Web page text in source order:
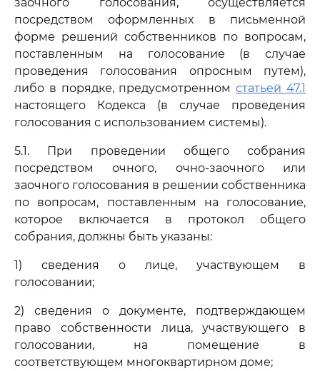
посредством оформленных в письменной
форме решений собственников по вопросам,
поставленным на голосование (в случае
проведения голосования опросным путем),
либо в порядке, предусмотренномстатьей 47.1
настоящего Кодекса (в случае проведения
голосования с использованием системы).
5.1. При проведении общего собрания
посредством очного, очно-заочного или
заочного голосования в решении собственника
по вопросам, поставленным на голосование,
которое включается в протокол общего
собрания, должны быть указаны:
1) сведения о лице, участвующем в
голосовании;
2) сведения о документе, подтверждающем
право собственности лица, участвующего в
голосовании, на помещение в
соответствующем многоквартирном доме;